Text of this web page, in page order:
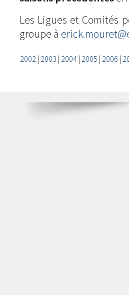
Les Ligues et Comités
groupe à
2002| 2003 | 2004| 2005 | 2006 |